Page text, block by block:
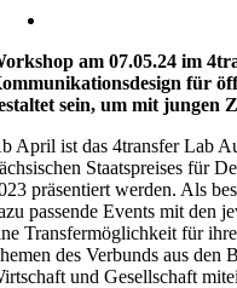
am 07.05.24 im
für
sein, um mit jungen
April ist das 4transfer Lab
Staatspreises für
präsentiert werden. Als
passende Events mit den
Transfermöglichkeit für
des Verbunds aus den
und Gesellschaft